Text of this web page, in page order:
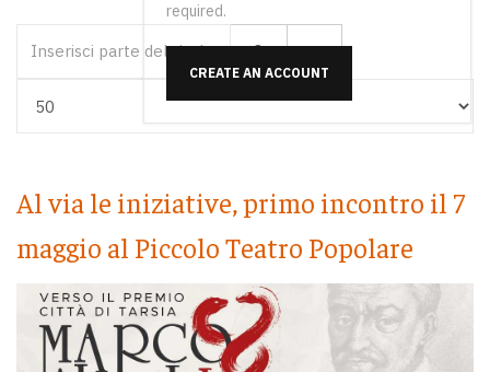
required.
CREATE AN ACCOUNT
Al via le iniziative, primo incontro il 7
maggio al Piccolo Teatro Popolare